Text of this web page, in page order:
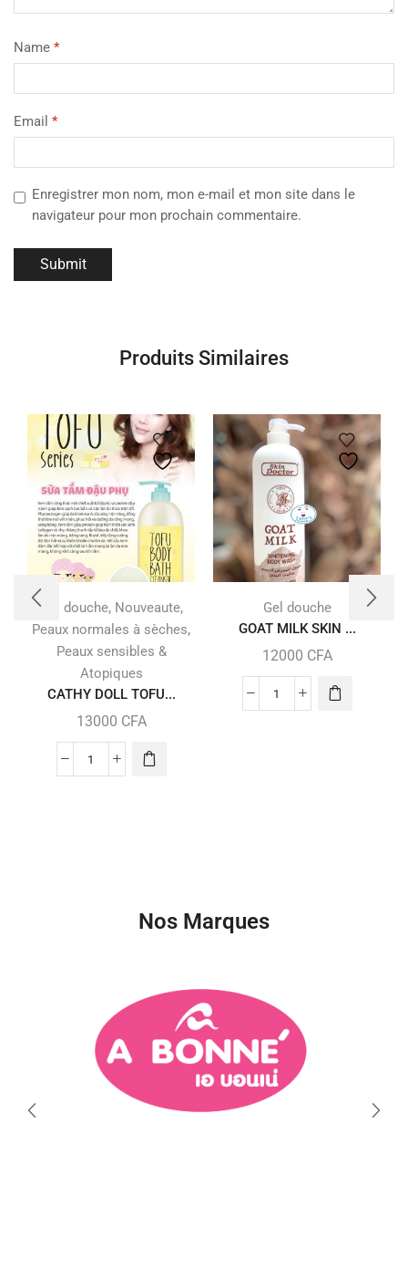
Name *
Email *
Enregistrer mon nom, mon e-mail et mon site dans le
navigateur pour mon prochain commentaire.
Produits Similaires
Gel douche, Nouveaute,
Peaux normales à sèches,
Peaux sensibles &
Atopiques
CATHY DOLL TOFU...
13000 CFA
Gel douche
GOAT MILK SKIN ...
12000 CFA
Nos Marques